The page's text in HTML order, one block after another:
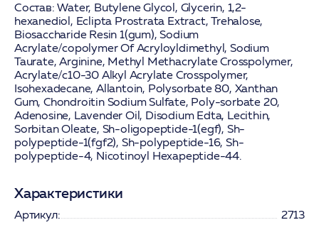
Состав: Water, Butylene Glycol, Glycerin, 1,2-
hexanediol, Eclipta Prostrata Extract, Trehalose,
Biosaccharide Resin 1(gum), Sodium
Acrylate/copolymer Of Acryloyldimethyl, Sodium
Taurate, Arginine, Methyl Methacrylate Crosspolymer,
Acrylate/c10-30 Alkyl Acrylate Crosspolymer,
Isohexadecane, Allantoin, Polysorbate 80, Xanthan
Gum, Chondroitin Sodium Sulfate, Poly-sorbate 20,
Adenosine, Lavender Oil, Disodium Edta, Lecithin,
Sorbitan Oleate, Sh-oligopeptide-1(egf), Sh-
polypeptide-1(fgf2), Sh-polypeptide-16, Sh-
polypeptide-4, Nicotinoyl Hexapeptide-44.
Характеристики
Артикул:
2713